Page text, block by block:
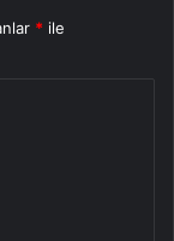
* ile